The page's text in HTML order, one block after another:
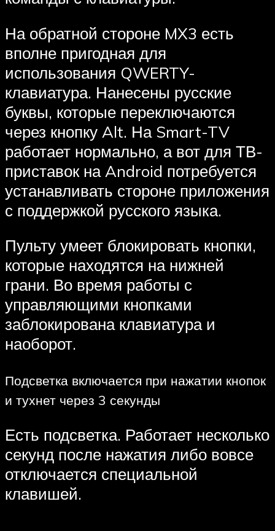
На обратной стороне MX3 есть
вполне пригодная для
использования QWERTY-
клавиатура. Нанесены русские
буквы, которые переключаются
через кнопку Alt. На Smart-TV
работает нормально, а вот для ТВ-
приставок на Android потребуется
устанавливать стороне приложения
с поддержкой русского языка.
Пульту умеет блокировать кнопки,
которые находятся на нижней
грани. Во время работы с
управляющими кнопками
заблокирована клавиатура и
наоборот.
Подсветка включается при нажатии кнопок
и тухнет через 3 секунды
Есть подсветка. Работает несколько
секунд после нажатия либо вовсе
отключается специальной
клавишей.